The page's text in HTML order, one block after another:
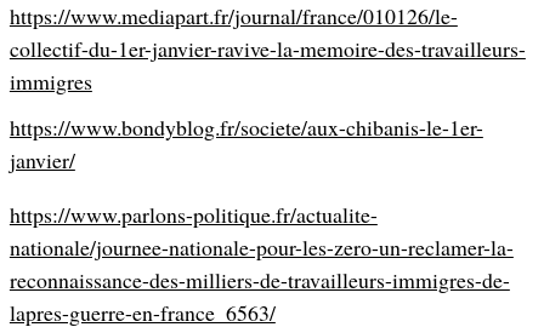
https://www.mediapart.fr/journal/france/010126/le-
collectif-du-1er-janvier-ravive-la-memoire-des-travailleurs-
immigres
https://www.bondyblog.fr/societe/aux-chibanis-le-1er-
janvier/
https://www.parlons-politique.fr/actualite-
nationale/journee-nationale-pour-les-zero-un-reclamer-la-
reconnaissance-des-milliers-de-travailleurs-immigres-de-
lapres-guerre-en-france_6563/